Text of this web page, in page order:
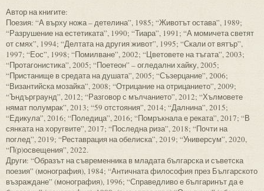
Автор на книгите:
Поезия: “А върху ножа – детелина”, 1985; “Животът остава”, 1989;
“Разрушение на естетиката”, 1990; “Тиара”, 1991; “А момичета светят
от смях”, 1994; “Делтата на другия живот”, 1995; “Скали от вятър”,
1997; “Еос”, 1998; “Помилване”, 2002; “Цветовете на тъгата”, 2003;
“Протагонистика”, 2005; “Поетеон” – огледални хайку, 2005;
“Пристанище в средата на душата”, 2005; “Съзерцание”, 2006;
“Византийска мозайка”, 2008; “Отрицание на отрицанието”, 2009;
“Ъндърграунд”, 2012; “Разговор с мълчанието”, 2012; “Хълмовете
нямат полумрак”, 2013; “59 отстояния”, 2014; “Далнина”, 2015;
“Едикула”, 2016; “Поледица”, 2016; “Помръкнала е реката”, 2017; “В
сянката на хоругвите”, 2017; “Последна риза”, 2018; “Почти на
поглед”, 2019; “Реставрация на обелиска”, 2019; “Универсум”, 2020,
“П(р)освещения”, 2022.
Други: “Образът на съвременника в младата българска и съветска
поезия” (монография), 1984; “Античната философия през Българското
възраждане” (монография), 1996; “Справедливо е българинът да е